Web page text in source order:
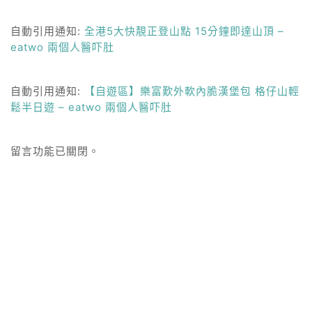
自動引用通知: 全港5大快靚正登山點 15分鐘即達山頂 –
eatwo 兩個人醫吓肚
自動引用通知:
【自遊區】樂富歎外軟內脆漢堡包 格仔山輕
鬆半日遊 – eatwo 兩個人醫吓肚
留言功能已關閉。